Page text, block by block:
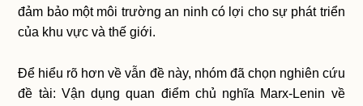
đảm bảo một môi trường an ninh có lợi cho sự phát triển
của khu vực và thế giới.
Để hiểu rõ hơn về vẫn đề này, nhóm đã chọn nghiên cứu
đề tài: Vận dụng quan điểm chủ nghĩa Marx-Lenin về